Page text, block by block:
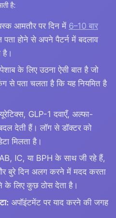
है:
आमतौर पर दिन में 6–10 बार
होने से अपने पैटर्न में बदलाव
है।
के लिए उठना ऐसी बात है जो
से पता चलता है कि यह नियमित है
GLP-1 दवाएँ, अल्फा-
देती हैं। लॉग से डॉक्टर को
मिलता है।
IC, या BPH के साथ जी रहे हैं,
बुरे दिन अलग करने में मदद करता
लिए कुछ ठोस देता है।
अपॉइंटमेंट पर याद करने की जगह